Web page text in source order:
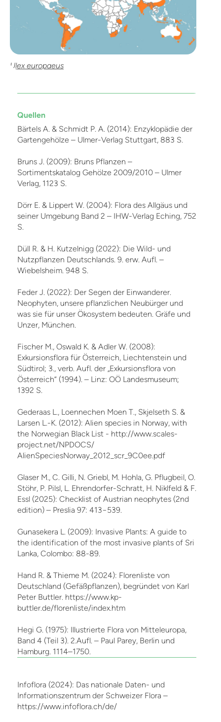
Ulex europaeus
Quellen
Bärtels A. & Schmidt P. A. (2014): Enzyklopädie der
Gartengehölze – Ulmer-Verlag Stuttgart, 883 S.
Bruns J. (2009): Bruns Pflanzen –
Sortimentskatalog Gehölze 2009/2010 – Ulmer
Verlag, 1123 S.
Dörr E. & Lippert W. (2004): Flora des Allgäus und
seiner Umgebung Band 2 – IHW-Verlag Eching, 752
S.
Düll R. & H. Kutzelnigg (2022): Die Wild- und
Nutzpflanzen Deutschlands. 9. erw. Aufl. –
Wiebelsheim. 948 S.
Feder J. (2022): Der Segen der Einwanderer.
Neophyten, unsere pflanzlichen Neubürger und
was sie für unser Ökosystem bedeuten. Gräfe und
Unzer, München.
Fischer M., Oswald K. & Adler W. (2008):
Exkursionsflora für Österreich, Liechtenstein und
Südtirol; 3., verb. Aufl. der „Exkursionsflora von
Österreich“ (1994). – Linz: OÖ Landesmuseum;
1392 S.
Gederaas L., Loennechen Moen T., Skjelseth S. &
Larsen L.-K. (2012): Alien species in Norway, with
the Norwegian Black List - http://www.scales-
project.net/NPDOCS/
AlienSpeciesNorway_2012_scr_9C0ee.pdf
Glaser M., C. Gilli, N. Griebl, M. Hohla, G. Pflugbeil, O.
Stöhr, P. Pilsl, L. Ehrendorfer-Schratt, H. Niklfeld & F.
Essl (2025): Checklist of Austrian neophytes (2nd
edition) – Preslia 97: 413−539.
Gunasekera L. (2009): Invasive Plants: A guide to
the identification of the most invasive plants of Sri
Lanka, Colombo: 88-89.
Hand R. & Thieme M. (2024): Florenliste von
Deutschland (Gefäßpflanzen), begründet von Karl
Peter Buttler. https://www.kp-
buttler.de/florenliste/index.htm
Hegi G. (1975): Illustrierte Flora von Mitteleuropa,
Band 4 (Teil 3). 2.Aufl. – Paul Parey, Berlin und
Hamburg. 1114–1750.
Infoflora (2024): Das nationale Daten- und
Informationszentrum der Schweizer Flora –
https://www.infoflora.ch/de/